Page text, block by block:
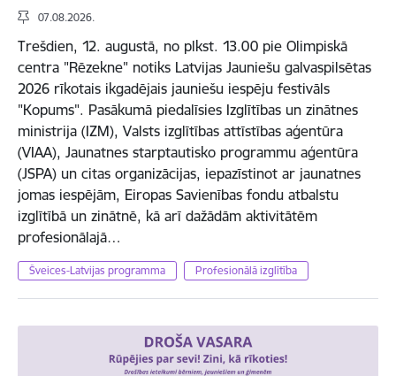
07.08.2026.
Trešdien, 12. augustā, no plkst. 13.00 pie Olimpiskā
centra "Rēzekne" notiks Latvijas Jauniešu galvaspilsētas
2026 rīkotais ikgadējais jauniešu iespēju festivāls
"Kopums". Pasākumā piedalīsies Izglītības un zinātnes
ministrija (IZM), Valsts izglītības attīstības aģentūra
(VIAA), Jaunatnes starptautisko programmu aģentūra
(JSPA) un citas organizācijas, iepazīstinot ar jaunatnes
jomas iespējām, Eiropas Savienības fondu atbalstu
izglītībā un zinātnē, kā arī dažādām aktivitātēm
profesionālajā…
Šveices-Latvijas programma Profesionālā izglītība